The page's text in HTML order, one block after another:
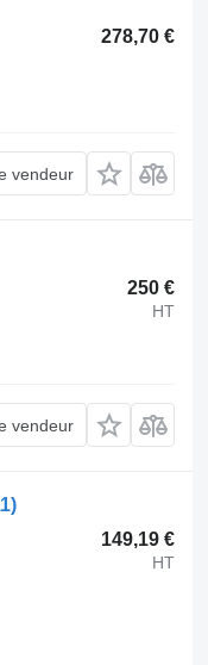
278,70 €
vendeur
250 €
HT
vendeur
149,19 €
HT